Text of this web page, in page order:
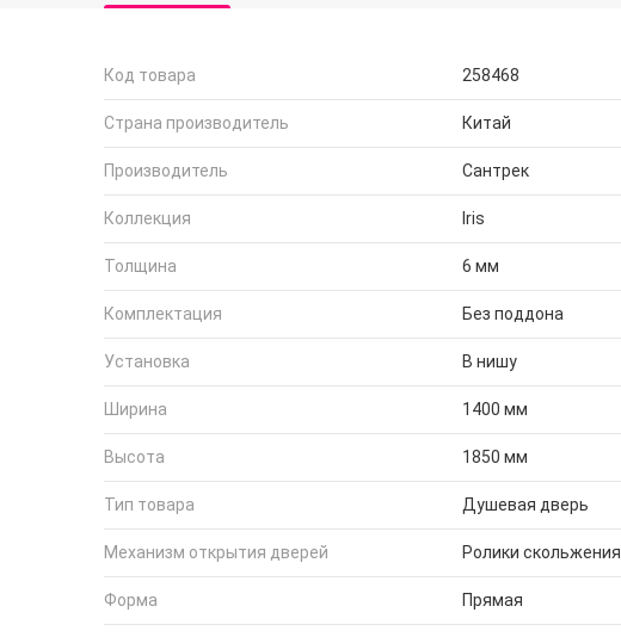
Код товара 258468
Страна производитель Китай
Производитель Сантрек
Коллекция Iris
Толщина 6 мм
Комплектация Без поддона
Установка В нишу
Ширина 1400 мм
Высота 1850 мм
Тип товара Душевая дверь
Механизм открытия дверей Ролики скольжения
Форма Прямая